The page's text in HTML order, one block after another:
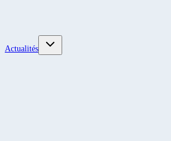
Actualités